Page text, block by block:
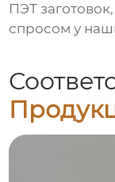
ПЭТ
спросом у